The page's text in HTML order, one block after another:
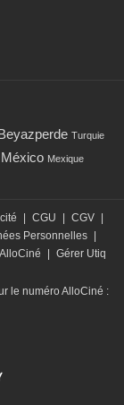
Beyazperde Turquie
Mexique
CGU CGV
Personnelles
Gérer Utiq
le numéro AlloCiné :